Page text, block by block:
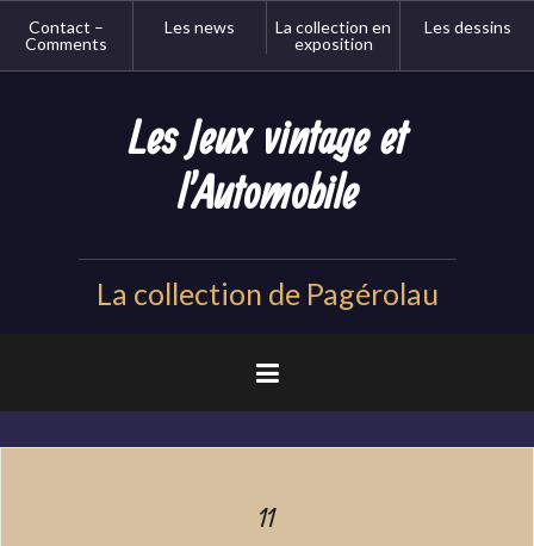
Contact –
Comments
Les news
La collection en
exposition
Les dessins
Les Jeux vintage et
l'Automobile
La collection de Pagérolau
11